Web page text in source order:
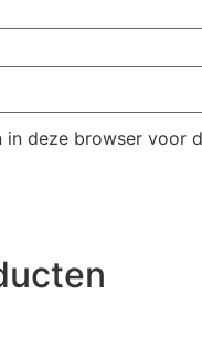
in deze browser voor